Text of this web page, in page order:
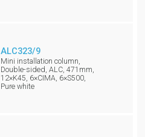
ALC323/9
Mini installation column,
Double-sided, ALC, 471mm,
12×K45, 6×CIMA, 6×S500,
Pure white